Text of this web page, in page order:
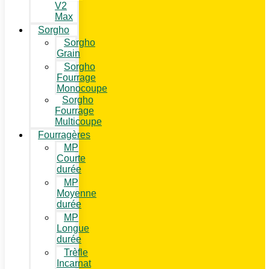
V2
Max
Sorgho
Sorgho
Grain
Sorgho
Fourrage
Monocoupe
Sorgho
Fourrage
Multicoupe
Fourragères
MP
Courte
durée
MP
Moyenne
durée
MP
Longue
durée
Trèfle
Incarnat